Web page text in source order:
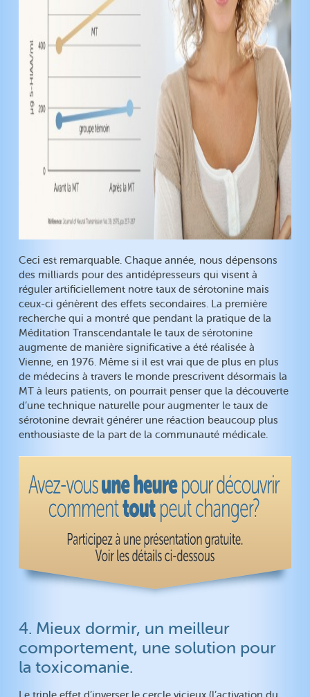
Ceci est remarquable. Chaque année, nous dépensons
des milliards pour des antidépresseurs qui visent à
réguler artificiellement notre taux de sérotonine mais
ceux-ci génèrent des effets secondaires. La première
recherche qui a montré que pendant la pratique de la
Méditation Transcendantale le taux de sérotonine
augmente de manière significative a été réalisée à
Vienne, en 1976. Même si il est vrai que de plus en plus
de médecins à travers le monde prescrivent désormais la
MT à leurs patients, on pourrait penser que la découverte
d’une technique naturelle pour augmenter le taux de
sérotonine devrait générer une réaction beaucoup plus
enthousiaste de la part de la communauté médicale.
4. Mieux dormir, un meilleur
comportement, une solution pour
la toxicomanie.